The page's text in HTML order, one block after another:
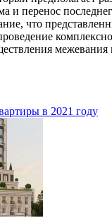
и перенос
что
межевания
в 2021 году